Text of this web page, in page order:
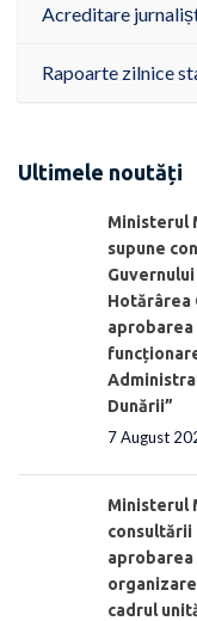
Acreditare
Rapoarte zilnice
Ultimele noutăți
Ministerul
supune
Hotărârea
aprobarea
Dunării”
7 August
Ministerul
consultării
cadrul